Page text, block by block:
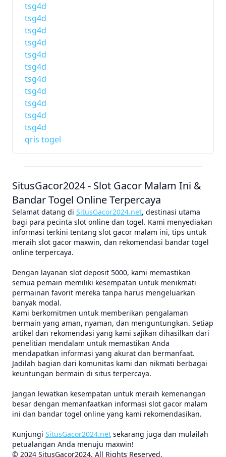
tsg4d
tsg4d
tsg4d
tsg4d
tsg4d
tsg4d
tsg4d
tsg4d
tsg4d
tsg4d
tsg4d
qris togel
SitusGacor2024 - Slot Gacor Malam Ini &
Bandar Togel Online Terpercaya
Selamat datang di SitusGacor2024.net, destinasi utama
bagi para pecinta slot online dan togel. Kami menyediakan
informasi terkini tentang slot gacor malam ini, tips untuk
meraih slot gacor maxwin, dan rekomendasi bandar togel
online terpercaya.
Dengan layanan slot deposit 5000, kami memastikan
semua pemain memiliki kesempatan untuk menikmati
permainan favorit mereka tanpa harus mengeluarkan
banyak modal.
Kami berkomitmen untuk memberikan pengalaman
bermain yang aman, nyaman, dan menguntungkan. Setiap
artikel dan rekomendasi yang kami sajikan dihasilkan dari
penelitian mendalam untuk memastikan Anda
mendapatkan informasi yang akurat dan bermanfaat.
Jadilah bagian dari komunitas kami dan nikmati berbagai
keuntungan bermain di situs terpercaya.
Jangan lewatkan kesempatan untuk meraih kemenangan
besar dengan memanfaatkan informasi slot gacor malam
ini dan bandar togel online yang kami rekomendasikan.
Kunjungi SitusGacor2024.net sekarang juga dan mulailah
petualangan Anda menuju maxwin!
© 2024 SitusGacor2024. All Rights Reserved.